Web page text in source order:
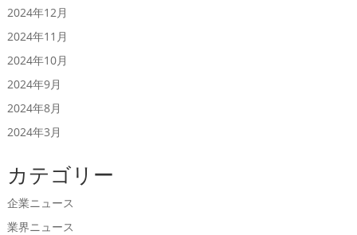
2024年12月
2024年11月
2024年10月
2024年9月
2024年8月
2024年3月
カテゴリー
企業ニュース
業界ニュース